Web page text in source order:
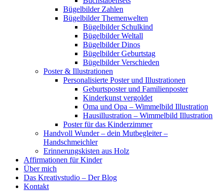
Bügelbilder Zahlen
Bügelbilder Themenwelten
Bügelbilder Schulkind
Bügelbilder Weltall
Bügelbilder Dinos
Bügelbilder Geburtstag
Bügelbilder Verschieden
Poster & Illustrationen
Personalisierte Poster und Illustrationen
Geburtsposter und Familienposter
Kinderkunst vergoldet
Oma und Opa – Wimmelbild Illustration
Hausillustration – Wimmelbild Illustration
Poster für das Kinderzimmer
Handvoll Wunder – dein Mutbegleiter –
Handschmeichler
Erinnerungskisten aus Holz
Affirmationen für Kinder
Über mich
Das Kreativstudio – Der Blog
Kontakt